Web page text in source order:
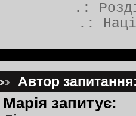
.:
.:
Автор
Марія запитує: